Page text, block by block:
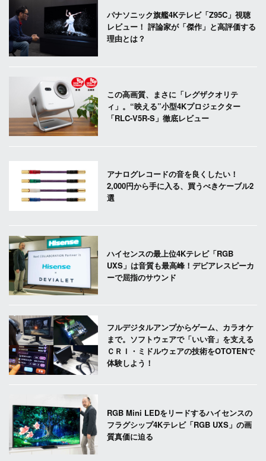
パナソニック旗艦4Kテレビ「Z95C」視聴
レビュー！ 評論家が「傑作」と高評価する
理由とは？
この高画質、まさに「レグザクオリテ
ィ」。“映える”小型4Kプロジェクター
「RLC-V5R-S」徹底レビュー
アナログレコードの音を良くしたい！
2,000円から手に入る、買うべきケーブル2
選
ハイセンスの最上位4Kテレビ「RGB
UXS」は音質も最高峰！デビアレスピーカ
ーで屈指のサウンド
フルデジタルアンプからゲーム、カラオケ
まで。ソフトウェアで「いい音」を支える
ＣＲＩ・ミドルウェアの技術をOTOTENで
体験しよう！
RGB Mini LEDをリードするハイセンスの
フラグシップ4Kテレビ「RGB UXS」の画
質真価に迫る